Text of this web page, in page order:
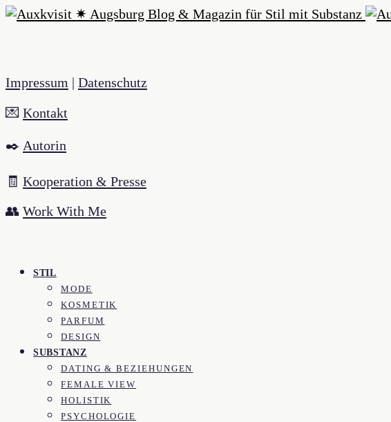
Impressum | Datenschutz
💌 Kontakt
✒️ Autorin
🧾 Kooperation & Presse
👥 Work With Me
STIL
MODE
KOSMETIK
PARFUM
DESIGN
SUBSTANZ
DATING & BEZIEHUNGEN
FEMALE VIEW
HOLISTIK
PSYCHOLOGIE